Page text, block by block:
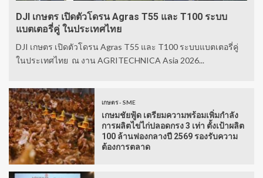
DJI เกษตร เปิดตัวโดรน Agras T55 และ T100 ระบบ
แบตเตอรี่คู่ ในประเทศไทย
DJI เกษตร เปิดตัวโดรน Agras T55 และ T100 ระบบแบตเตอรี่คู่
ในประเทศไทย ณ งาน AGRITECHNICA Asia 2026...
เกษตร - SME
เกษมชัยฟู้ด เตรียมความพร้อมเพิ่มกำลัง
การผลิตไข่ไก่ปลอดกรง 3 เท่า ตั้งเป้าผลิต
100 ล้านฟองกลางปี 2569 รองรับความ
ต้องการตลาด